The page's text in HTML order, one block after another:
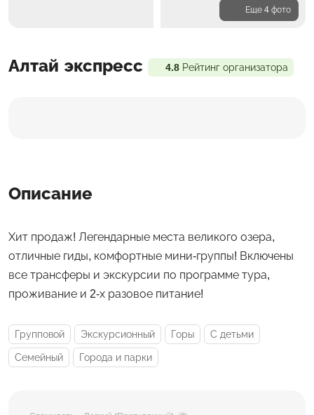
Еще 4 фото
Программа Проживание Входит в стоимость
Алтай экспресс 4.8 Рейтинг организатора
Описание
Хит продаж! Легендарные места великого озера,
отличные гиды, комфортные мини-группы! Включены
все трансферы и экскурсии по программе тура,
проживание и 2-х разовое питание!
Групповой Экскурсионный Горы С детьми
Семейный Города и парки